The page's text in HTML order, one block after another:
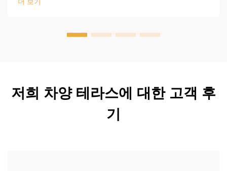
에 잘 맞...
저희 차양 테라스에 대한 고객 후
기